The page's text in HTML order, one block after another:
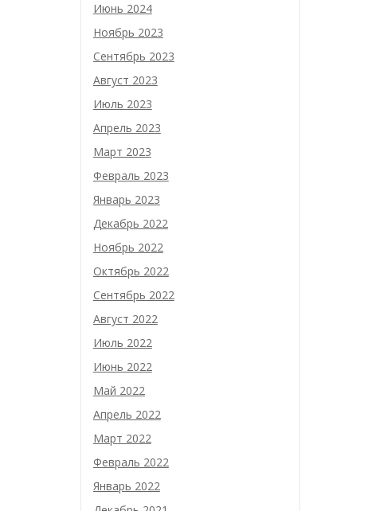
Июнь 2024
Ноябрь 2023
Сентябрь 2023
Август 2023
Июль 2023
Апрель 2023
Март 2023
Февраль 2023
Январь 2023
Декабрь 2022
Ноябрь 2022
Октябрь 2022
Сентябрь 2022
Август 2022
Июль 2022
Июнь 2022
Май 2022
Апрель 2022
Март 2022
Февраль 2022
Январь 2022